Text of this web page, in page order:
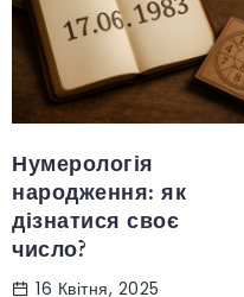
Нумерологія
народження: як
дізнатися своє
число?
16 Квітня, 2025